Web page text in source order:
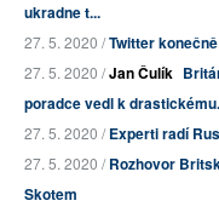
ukradne t...
27. 5. 2020 /Twitter
27. 5. 2020 /Jan Čulík
poradce vedl k
27. 5. 2020 /Experti radí
27. 5. 2020 /Rozhovor
Skotem